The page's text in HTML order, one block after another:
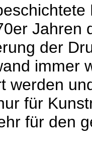
Jahren
der
immer
werden
für
für den